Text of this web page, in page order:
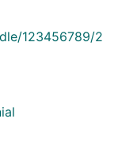
123456789/2